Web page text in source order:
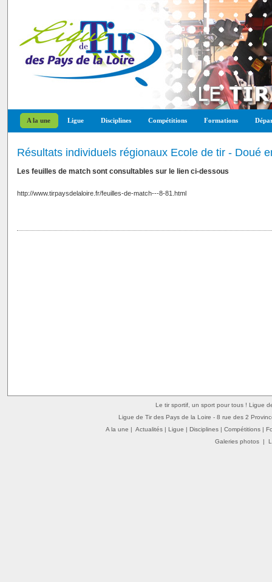
A la une Ligue Disciplines Compétitions Formations
Résultats individuels régionaux Ecole de tir - Doué
Les feuilles de match sont consultables sur le lien ci-dessous
http://www.tirpaysdelaloire.fr/feuilles-de-match---8-81.html
Le tir sportif, un sport pour tous ! Ligue
Ligue de Tir des Pays de la Loire - 8 rue des 2
A la une | Actualités | Ligue | Disciplines | Compétitions |
Galeries photos|